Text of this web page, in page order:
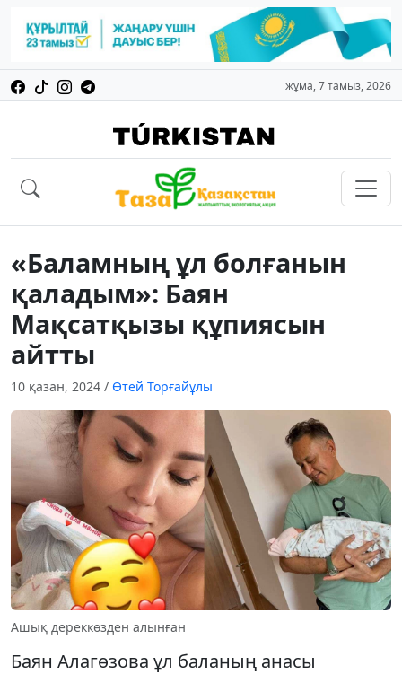
жұма, 7 тамыз, 2026
«Баламның ұл болғанын
қаладым»: Баян
Мақсатқызы құпиясын
айтты
10 қазан, 2024 / Өтей Торғайұлы
Ашық дереккөзден алынған
Баян Алагөзова ұл баланың анасы